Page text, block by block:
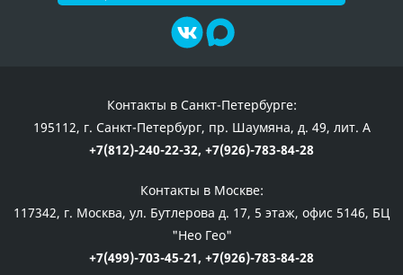
Контакты в Санкт-Петербурге:
195112, г. Санкт-Петербург, пр. Шаумяна, д. 49, лит. А
+7(812)-240-22-32, +7(926)-783-84-28
Контакты в Москве:
117342, г. Москва, ул. Бутлерова д. 17, 5 этаж, офис 5146, БЦ
"Нео Гео"
+7(499)-703-45-21, +7(926)-783-84-28